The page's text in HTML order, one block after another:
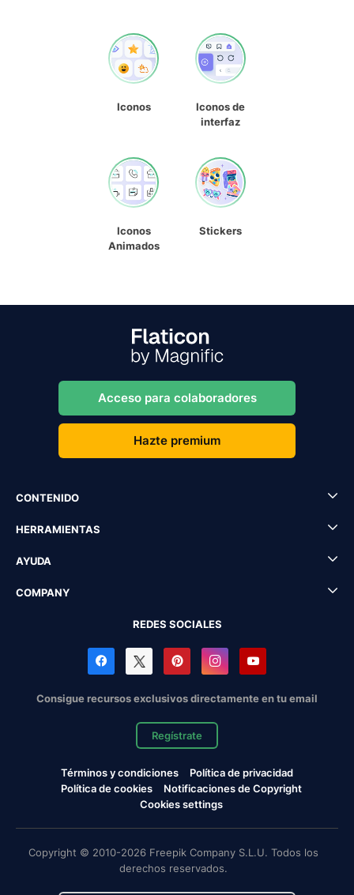
Iconos
Iconos de
interfaz
Iconos
Animados
Stickers
Acceso para colaboradores
Hazte premium
CONTENIDO
HERRAMIENTAS
AYUDA
COMPANY
REDES SOCIALES
Consigue recursos exclusivos directamente en tu email
Regístrate
Términos y condiciones
Política de privacidad
Política de cookies
Notificaciones de Copyright
Cookies settings
Copyright © 2010-2026 Freepik Company S.L.U. Todos los
derechos reservados.